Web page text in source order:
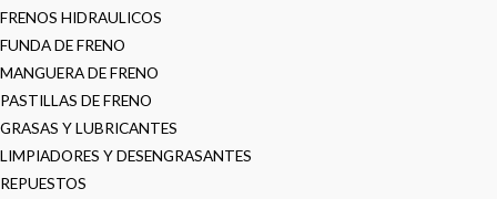
FRENOS HIDRAULICOS
FUNDA DE FRENO
MANGUERA DE FRENO
PASTILLAS DE FRENO
GRASAS Y LUBRICANTES
LIMPIADORES Y DESENGRASANTES
REPUESTOS